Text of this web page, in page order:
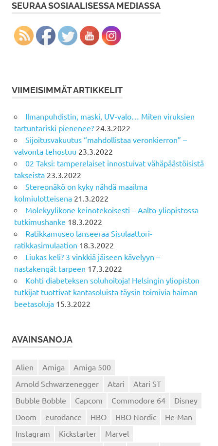
SEURAA SOSIAALISESSA MEDIASSA
VIIMEISIMMÄT ARTIKKELIT
Ilmanpuhdistin, maski, UV-valo… Miten viruksien
tartuntariski pienenee? 24.3.2022
Sijoitusvakuutus “mahdollistaa veronkierron” –
valvonta tehostuu 23.3.2022
02 Taksi: tamperelaiset innostuivat vähäpäästöisistä
takseista 23.3.2022
Stereonäkö on kyky nähdä maailma
kolmiulotteisena 21.3.2022
Molekyylikone keinotekoisesti – Aalto-yliopistossa
tutkimushanke 18.3.2022
Ratikkamuseo lanseeraa Sisulaattori-
ratikkasimulaation 18.3.2022
Liukas keli? 3 vinkkiä jäiseen kävelyyn –
nastakengät tarpeen 17.3.2022
Kohti diabeteksen soluhoitoja! Helsingin yliopiston
tutkijat tuottivat kantasoluista täysin toimivia haiman
beetasoluja 15.3.2022
AVAINSANOJA
Alien Amiga
Amiga 500
Arnold Schwarzenegger
Atari
Atari ST
Bubble Bobble
Capcom Commodore 64
Disney
Doom
eurodance HBO HBO Nordic
He-Man
Instagram
Kickstarter
Marvel